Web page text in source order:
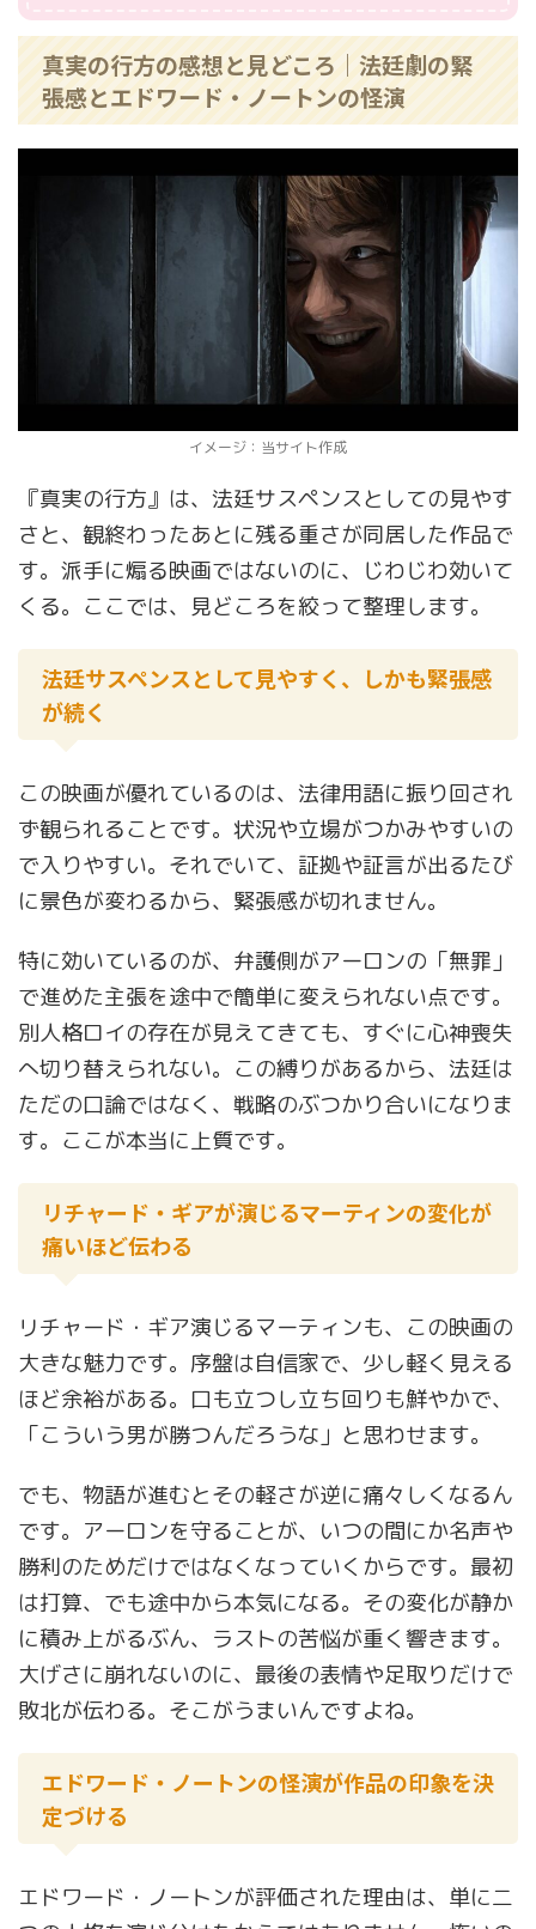
真実の行方の感想と見どころ｜法廷劇の緊
張感とエドワード・ノートンの怪演
イメージ：当サイト作成
『真実の行方』は、法廷サスペンスとしての見やす
さと、観終わったあとに残る重さが同居した作品で
す。派手に煽る映画ではないのに、じわじわ効いて
くる。ここでは、見どころを絞って整理します。
法廷サスペンスとして見やすく、しかも緊張感
が続く
この映画が優れているのは、法律用語に振り回され
ず観られることです。状況や立場がつかみやすいの
で入りやすい。それでいて、証拠や証言が出るたび
に景色が変わるから、緊張感が切れません。
特に効いているのが、弁護側がアーロンの「無罪」
で進めた主張を途中で簡単に変えられない点です。
別人格ロイの存在が見えてきても、すぐに心神喪失
へ切り替えられない。この縛りがあるから、法廷は
ただの口論ではなく、戦略のぶつかり合いになりま
す。ここが本当に上質です。
リチャード・ギアが演じるマーティンの変化が
痛いほど伝わる
リチャード・ギア演じるマーティンも、この映画の
大きな魅力です。序盤は自信家で、少し軽く見える
ほど余裕がある。口も立つし立ち回りも鮮やかで、
「こういう男が勝つんだろうな」と思わせます。
でも、物語が進むとその軽さが逆に痛々しくなるん
です。アーロンを守ることが、いつの間にか名声や
勝利のためだけではなくなっていくからです。最初
は打算、でも途中から本気になる。その変化が静か
に積み上がるぶん、ラストの苦悩が重く響きます。
大げさに崩れないのに、最後の表情や足取りだけで
敗北が伝わる。そこがうまいんですよね。
エドワード・ノートンの怪演が作品の印象を決
定づける
エドワード・ノートンが評価された理由は、単に二